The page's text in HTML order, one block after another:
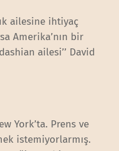
ailesine ihtiyaç
Amerika’nın bir
ailesi’’ David
York’ta. Prens ve
istemiyorlarmış.